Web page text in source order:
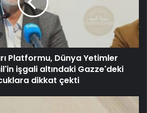
Platformu, Dünya Yetimler
işgali altındaki Gazze'deki
dikkat çekti